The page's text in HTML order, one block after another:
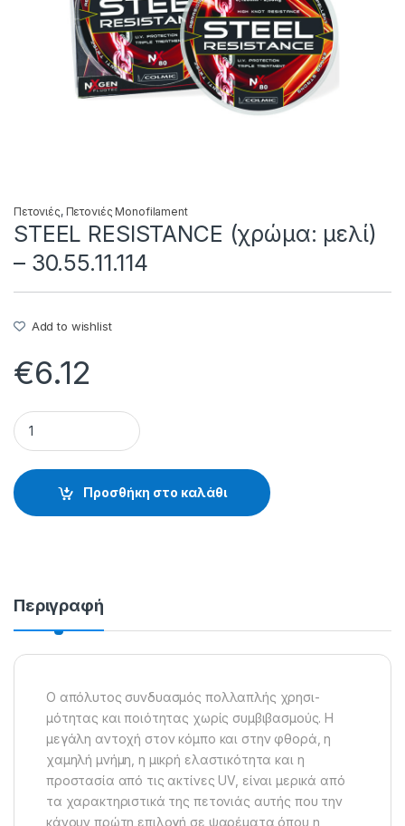
Πετονιές, Πετονιές Monofilament
STEEL RESISTANCE (χρώμα: μελί)
– 30.55.11.114
Add to wishlist
€6.12
STEEL RESISTANCE (χρώμα: μελί) - 30.55.11.114 quantity
Προσθήκη στο καλάθι
Περιγραφή
Ο απόλυτος συνδυασμός πολλαπλής χρησι-
μότητας και ποιότητας χωρίς συμβιβασμούς. Η
μεγάλη αντοχή στον κόμπο και στην φθορά, η
χαμηλή μνήμη, η μικρή ελαστικότητα και η
προστασία από τις ακτίνες UV, είναι μερικά από
τα χαρακτηριστικά της πετονιάς αυτής που την
κάνουν πρώτη επιλογή σε ψαρέματα όπου η